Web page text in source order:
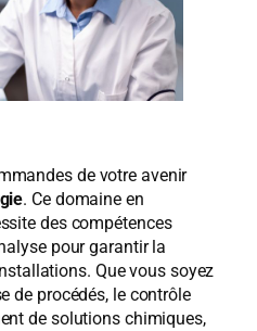
de votre avenir
. Ce domaine en
des compétences
pour garantir la
Que vous soyez
de procédés, le contrôle
de solutions chimiques,